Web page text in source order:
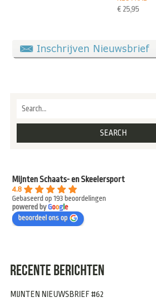
€ 25,95
Mijnten Schaats- en Skeelersport
4.8
Gebaseerd op 193 beoordelingen
powered byGooge
beoordeel ons op
RECENTE BERICHTEN
MIJNTEN NIEUWSBRIEF #62